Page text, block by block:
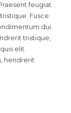
feugiat
Fusce
dui.
tristique,
elit.
hendrerit